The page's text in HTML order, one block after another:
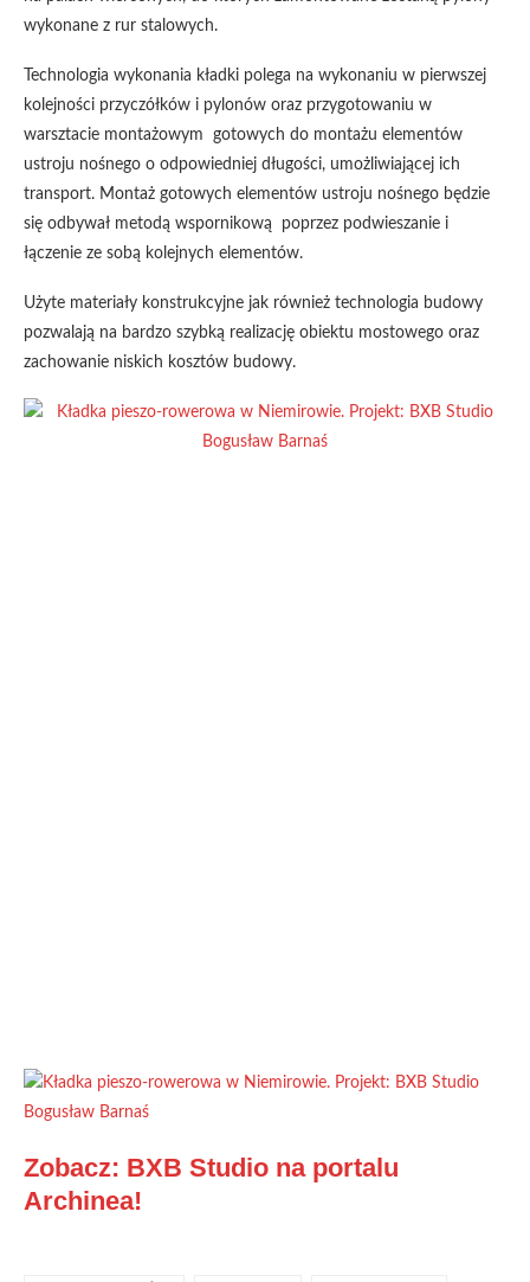
wykonane z rur stalowych.
Technologia wykonania kładki polega na wykonaniu w pierwszej
kolejności przyczółków i pylonów oraz przygotowaniu w
warsztacie montażowym gotowych do montażu elementów
ustroju nośnego o odpowiedniej długości, umożliwiającej ich
transport. Montaż gotowych elementów ustroju nośnego będzie
się odbywał metodą wspornikową poprzez podwieszanie i
łączenie ze sobą kolejnych elementów.
Użyte materiały konstrukcyjne jak również technologia budowy
pozwalają na bardzo szybką realizację obiektu mostowego oraz
zachowanie niskich kosztów budowy.
Zobacz: BXB Studio na portalu
Archinea!